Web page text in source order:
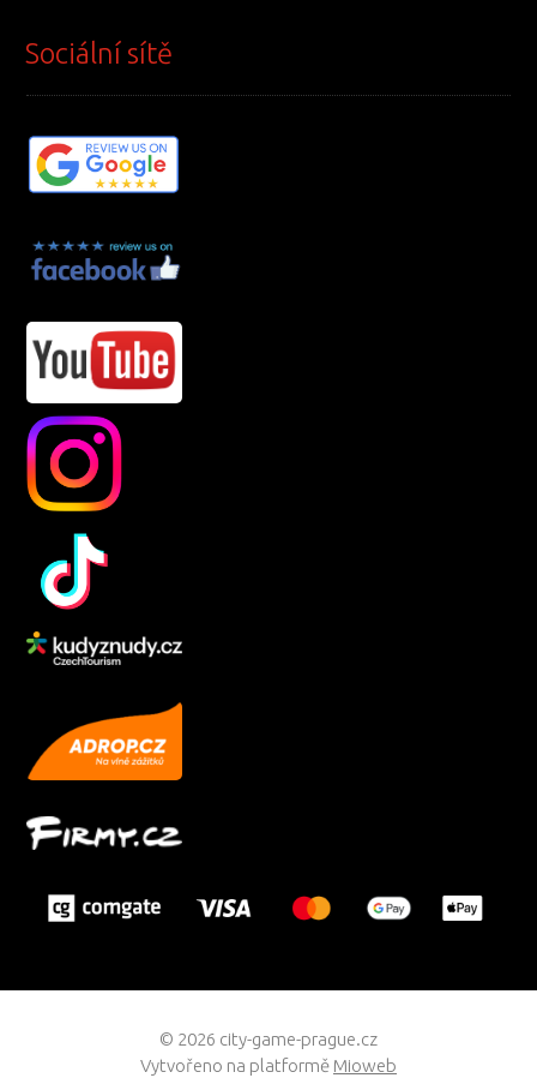
Sociální sítě
© 2026 city-game-prague.cz
Vytvořeno na platformě Mioweb